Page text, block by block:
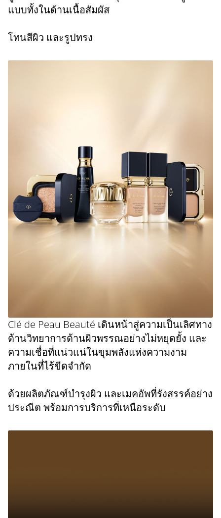
แบบทั้งในด้านเนื้อสัมผัส
โทนสีผิว และรูปทรง
​Clé de Peau Beauté เดินหน้าสู่ความเป็นเลิศทาง
ด้านวิทยาการด้านผิวพรรณอย่างไม่หยุดยั้ง และ
ความเชื่อที่แน่วแน่ในขุมพลังแห่งความงาม
ภายในที่ไร้ขีดจำกัด
ด้วยผลิตภัณฑ์บำรุงผิว และเมคอัพที่รังสรรค์อย่าง
ประณีต พร้อมการบริการที่เหนือระดับ